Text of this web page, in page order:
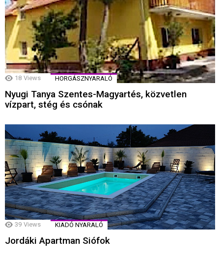
18 Views HORGÁSZNYARALÓ
Nyugi Tanya Szentes-Magyartés, közvetlen
vízpart, stég és csónak
39 Views KIADÓ NYARALÓ
Jordáki Apartman Siófok